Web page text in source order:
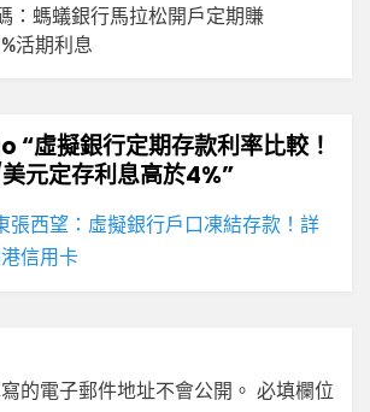
：螞蟻銀行馬拉松開戶定期賺
活期利息
“虛擬銀行定期存款利率比較！
元定存利息高於4%”
張西望：虛擬銀行戶口凍結存款！詳
信用卡
的電子郵件地址不會公開。 必填欄位